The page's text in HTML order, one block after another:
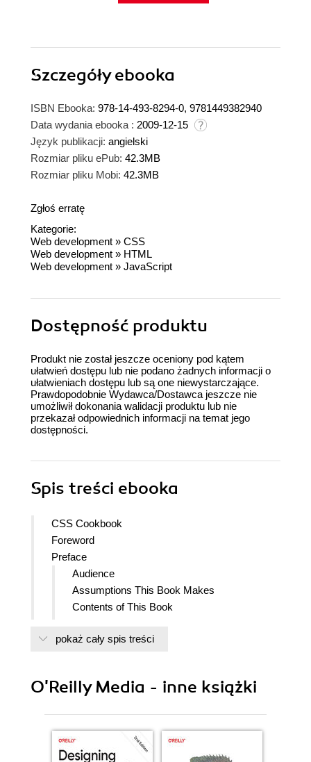
Szczegółyebooka
ISBN Ebooka: 978-14-493-8294-0, 9781449382940
Data wydania ebooka : 2009-12-15
Język publikacji: angielski
Rozmiar pliku ePub: 42.3MB
Rozmiar pliku Mobi: 42.3MB
Zgłoś erratę
Kategorie:
Web development » CSS
Web development » HTML
Web development » JavaScript
Dostępność produktu
Produkt nie został jeszcze oceniony pod kątem
ułatwień dostępu lub nie podano żadnych informacji o
ułatwieniach dostępu lub są one niewystarczające.
Prawdopodobnie Wydawca/Dostawca jeszcze nie
umożliwił dokonania walidacji produktu lub nie
przekazał odpowiednich informacji na temat jego
dostępności.
Spis treści ebooka
CSS Cookbook
Foreword
Preface
Audience
Assumptions This Book Makes
Contents of This Book
Using Code Examples
Acknowledgments
Picking a Text Editor
Coding a Basic HTML Page
pokaż cały spis treści
O'Reilly Media - inne książki